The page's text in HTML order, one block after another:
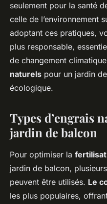
seulement pour la santé
celle de l’environnement
adoptant ces pratiques,
plus responsable,
de changement
naturels pour un jardin
écologique.
Types d’engrais
jardin de balcon
Pour optimiser la
jardin de balcon,
peuvent être utilisés. Le
les plus populaires,